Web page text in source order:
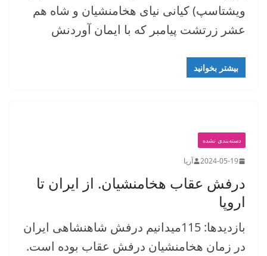
ویشتاسپ) کیانی نیای هخامنشیان و شاه هم
عشر زرتشت پیامبر که با ایمان آوردنش
بیشتر بخوانید
دسته‌بندی نشده
2024-05-19 آریا
درفش عقاب هخامنشیان. از ایران تا
اروپا
بازدیدها: 115میدانیم درفش شاهنشاهی ایران
در زمان هخامنشیان درفش عقاب بوده است.